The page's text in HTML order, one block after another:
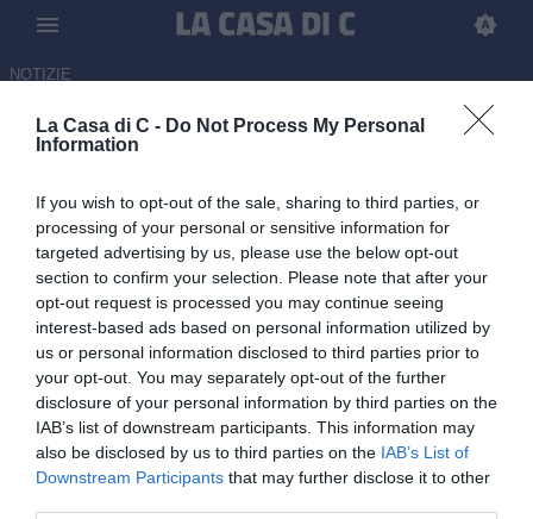
La Casa di C - Do Not Process My Personal
Information
If you wish to opt-out of the sale, sharing to third parties, or
processing of your personal or sensitive information for
targeted advertising by us, please use the below opt-out
section to confirm your selection. Please note that after your
opt-out request is processed you may continue seeing
interest-based ads based on personal information utilized by
us or personal information disclosed to third parties prior to
your opt-out. You may separately opt-out of the further
disclosure of your personal information by third parties on the
IAB’s list of downstream participants. This information may
also be disclosed by us to third parties on the IAB’s List of
Downstream Participants that may further disclose it to other
NOTIZIE
Pontedera, BR Football
per richiedere la partecipazione
alla prossima Serie C"
04.06.2026 10:02 di Emanuele Russo
Tramite un comunicato ufficiale, la proprietà del club, ribadisce il
proprio impegno nei confronti della città e della squadra.